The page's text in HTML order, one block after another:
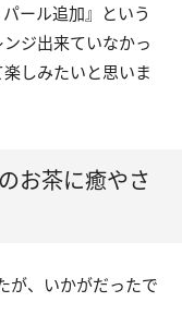
ール追加』という
ジ出来ていなかっ
しみたいと思いま
お茶に癒やさ
が、いかがだったで